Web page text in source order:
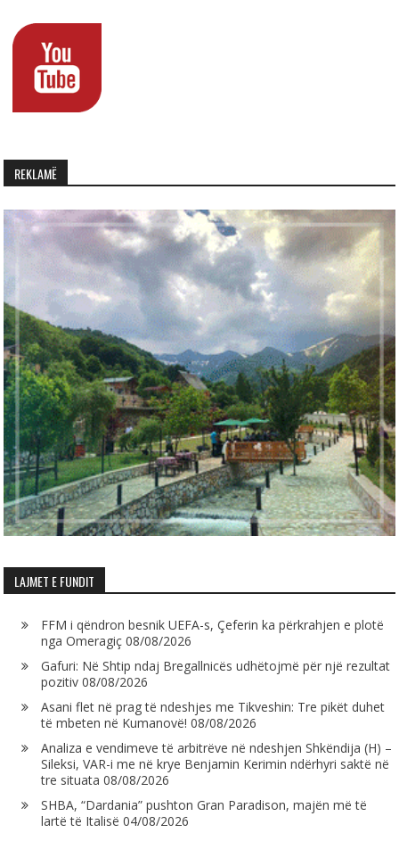
REKLAMË
LAJMET E FUNDIT
FFM i qëndron besnik UEFA-s, Çeferin ka përkrahjen e plotë
nga Omeragiç 08/08/2026
Gafuri: Në Shtip ndaj Bregallnicës udhëtojmë për një rezultat
pozitiv 08/08/2026
Asani flet në prag të ndeshjes me Tikveshin: Tre pikët duhet
të mbeten në Kumanovë! 08/08/2026
Analiza e vendimeve të arbitrëve në ndeshjen Shkëndija (H) –
Sileksi, VAR-i me në krye Benjamin Kerimin ndërhyri saktë në
tre situata 08/08/2026
SHBA, “Dardania” pushton Gran Paradison, majën më të
lartë të Italisë 04/08/2026